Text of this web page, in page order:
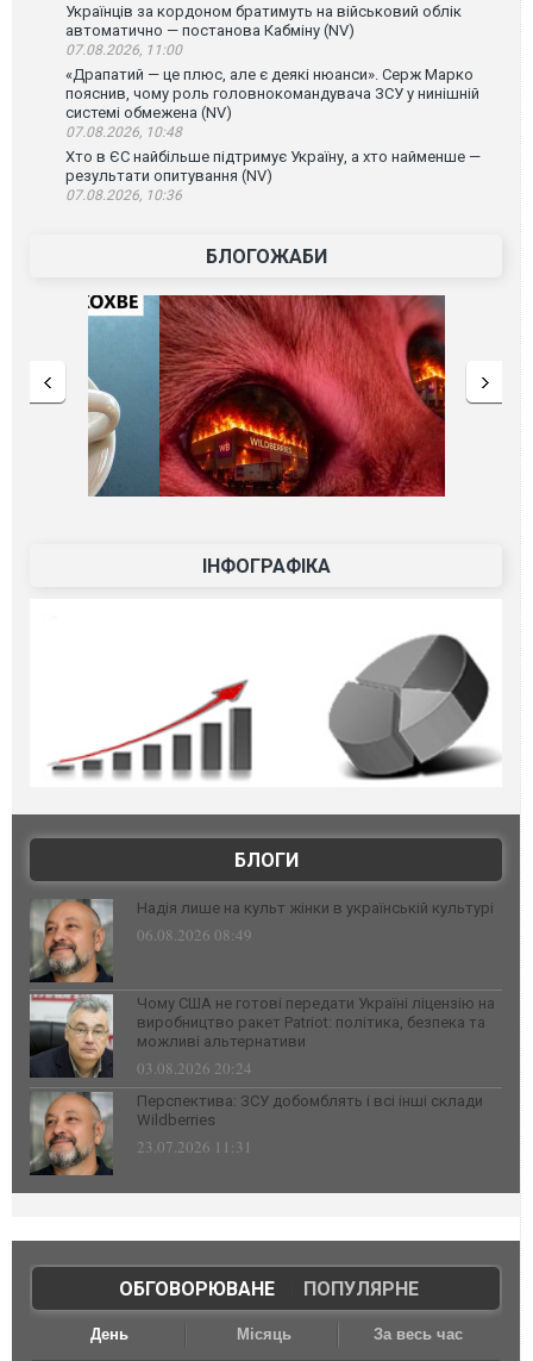
Українців за кордоном братимуть на військовий облік
автоматично — постанова Кабміну (NV)
07.08.2026, 11:00
«Драпатий — це плюс, але є деякі нюанси». Серж Марко
пояснив, чому роль головнокомандувача ЗСУ у нинішній
системі обмежена (NV)
07.08.2026, 10:48
Хто в ЄС найбільше підтримує Україну, а хто найменше —
результати опитування (NV)
07.08.2026, 10:36
БЛОГОЖАБИ
ІНФОГРАФІКА
БЛОГИ
Надія лише на культ жінки в українській культурі
06.08.2026 08:49
Чому США не готові передати Україні ліцензію на
виробництво ракет Patriot: політика, безпека та
можливі альтернативи
03.08.2026 20:24
Перспектива: ЗСУ добомблять і всі інші склади
Wildberries
23.07.2026 11:31
ОБГОВОРЮВАНЕ| ПОПУЛЯРНЕ
День Місяць За весь час